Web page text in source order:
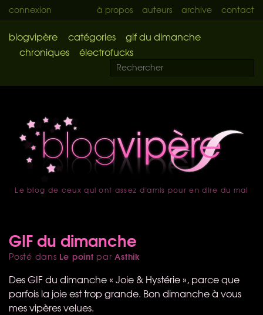
connexion à propos auteurs archive contact
blogvipère catégories
gif du dimanche
chroniques
électrofucks
accueil
Le blog de ceux qui ont assez d'amis pour en dire du mal
GIF du dimanche
Posté dans Le point parAsthik
DesGIFdu dimanche « Joie & Hystérie », parce que
parfois la joie est trop grande. Bon dimanche à vous
mes vipères velues.